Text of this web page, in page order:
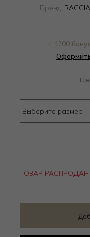
Бренд:
+ 1200
ТОВАР РАСПРОДАН